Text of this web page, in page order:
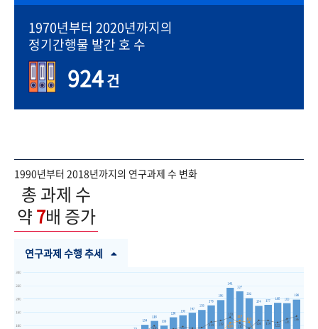
1970년부터 2020년까지의
정기간행물 발간 호 수
924건
1990년부터 2018년까지의 연구과제 수 변화
총 과제 수
약7배 증가
연구과제 수행 추세